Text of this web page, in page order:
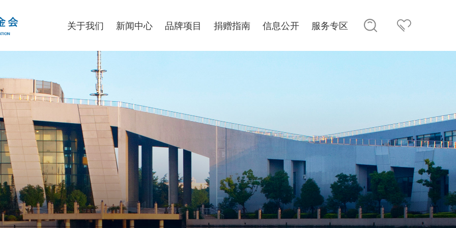
关于我们 新闻中心 品牌项目 捐赠指南 信息公开 服务专区